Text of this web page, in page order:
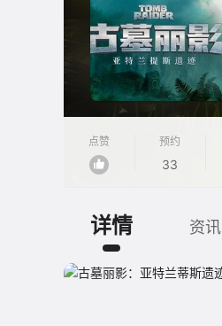
点赞 预约
33
详情 资讯